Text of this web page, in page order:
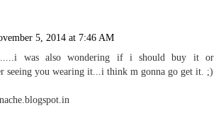
5, 2014 at 7:46 AM
was also wondering if i should buy it or
seeing you wearing it...i think m gonna go get it. ;)